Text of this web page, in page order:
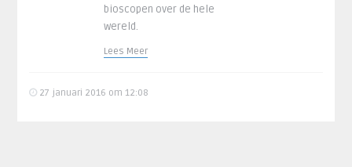
bioscopen over de hele
wereld.
Lees Meer
27 januari 2016 om 12:08